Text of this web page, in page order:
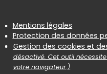
Informations
Mentions légales
Protection des données
Gestion des cookies et
désactivé. Cet outil
votre navigateur.)